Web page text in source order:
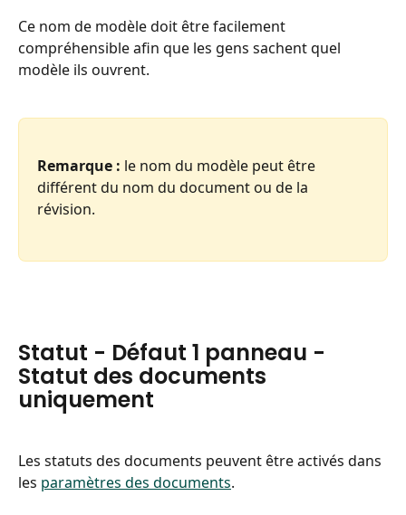
Ce nom de modèle doit être facilement
compréhensible afin que les gens sachent quel
modèle ils ouvrent.
Remarque : le nom du modèle peut être
différent du nom du document ou de la
révision.
Statut - Défaut 1 panneau -
Statut des documents
uniquement
Les statuts des documents peuvent être activés dans
les paramètres des documents.